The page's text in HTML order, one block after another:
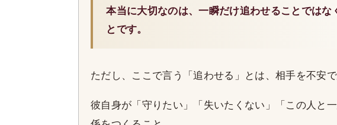
本当に大切なのは、一瞬だけ追わせることではな
とです。
ただし、ここで言う「追わせる」とは、相手を不安
彼自身が「守りたい」「失いたくない」「この人と